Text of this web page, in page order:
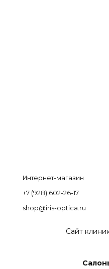
Интернет-магазин
+7 (928) 602-26-17
shop@iris-optica.ru
Сайт